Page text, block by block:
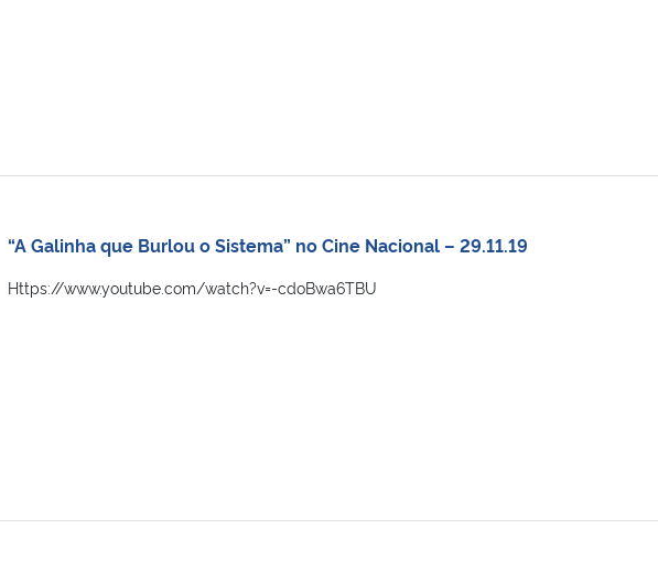
“A Galinha que Burlou o Sistema” no Cine Nacional – 29.11.19
Https://www.youtube.com/watch?v=-cdoBwa6TBU